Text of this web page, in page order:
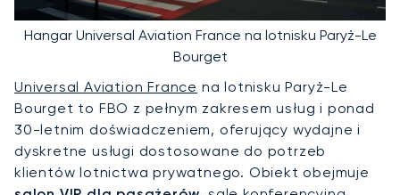
Hangar Universal Aviation France na lotnisku Paryż-Le
Bourget
Universal Aviation France na lotnisku Paryż-Le
Bourget to FBO z pełnym zakresem usług i ponad
30-letnim doświadczeniem, oferujący wydajne i
dyskretne usługi dostosowane do potrzeb
klientów lotnictwa prywatnego. Obiekt obejmuje